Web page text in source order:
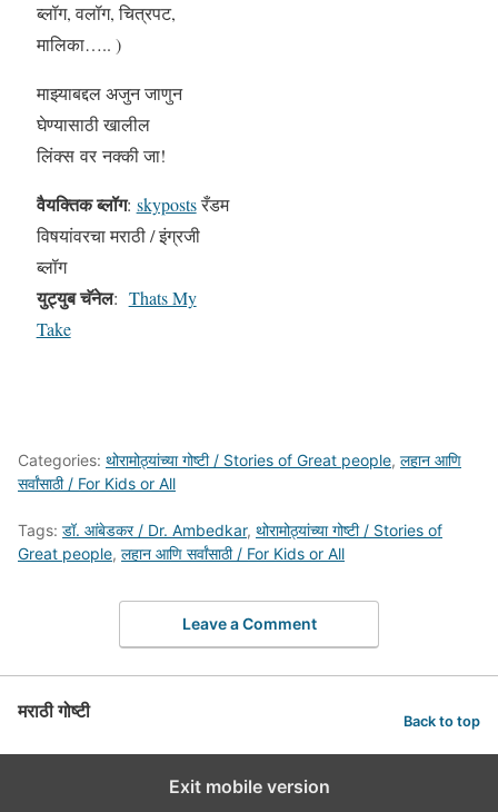
ब्लॉग, वलॉग, चित्रपट,
मालिका….. )
माझ्याबद्दल अजुन जाणुन
घेण्यासाठी खालील
लिंक्स वर नक्की जा!
वैयक्तिक ब्लॉग: skypostsरँडम
विषयांवरचा मराठी / इंग्रजी
ब्लॉग
युट्युब चॅनेल: Thats My
Take
Categories: थोरामोठ्यांच्या गोष्टी / Stories of Great people, लहान आणि
सर्वांसाठी / For Kids or All
Tags: डॉ. आंबेडकर / Dr. Ambedkar, थोरामोठ्यांच्या गोष्टी / Stories of
Great people, लहान आणि सर्वांसाठी / For Kids or All
Leave a Comment
मराठी गोष्टी Back to top
Exit mobile version